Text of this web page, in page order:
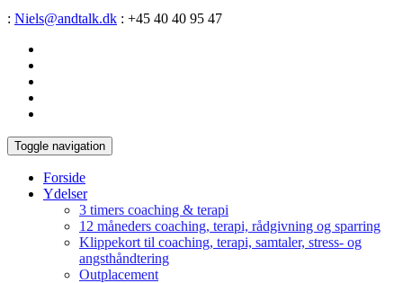
: Niels@andtalk.dk : +45 40 40 95 47
Toggle navigation
Forside
Ydelser
3 timers coaching & terapi
12 måneders coaching, terapi, rådgivning og sparring
Klippekort til coaching, terapi, samtaler, stress- og
angsthåndtering
Outplacement